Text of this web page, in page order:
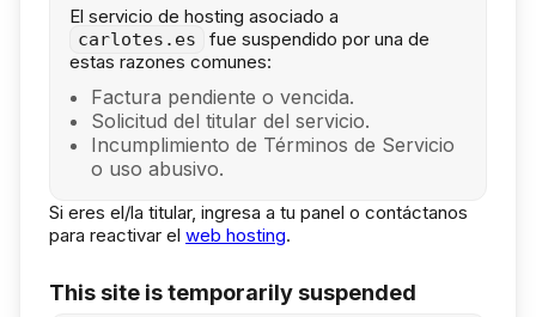
El servicio de hosting asociado a
carlotes.es
fue suspendido por una de
estas razones comunes:
Factura pendiente o vencida.
Solicitud del titular del servicio.
Incumplimiento de Términos de Servicio
o uso abusivo.
Si eres el/la titular, ingresa a tu panel o contáctanos
para reactivar el web hosting.
This site is temporarily suspended